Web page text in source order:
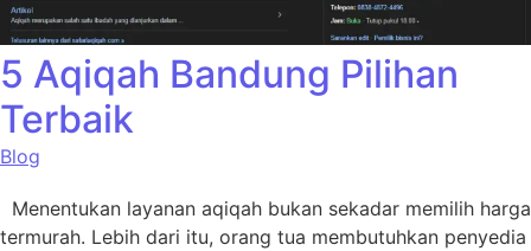
5 Aqiqah Bandung Pilihan
Terbaik
Blog
Menentukan layanan aqiqah bukan sekadar memilih harga
termurah. Lebih dari itu, orang tua membutuhkan penyedia